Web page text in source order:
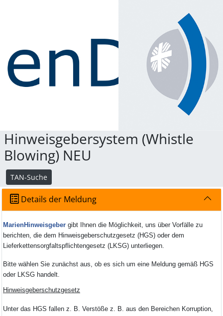
Hinweisgebersystem (Whistle
Blowing) NEU
TAN-Suche
Details der Meldung
MarienHinweisgeber gibt Ihnen die Möglichkeit, uns über Vorfälle zu
berichten, die dem Hinweisgeberschutzgesetz (HGS) oder dem
Lieferkettensorgfaltspflichtengesetz (LKSG) unterliegen.
Bitte wählen Sie zunächst aus, ob es sich um eine Meldung gemäß HGS
oder LKSG handelt.
Hinweisgeberschutzgesetz
Unter das HGS fallen z. B. Verstöße z. B. aus den Bereichen Korruption,